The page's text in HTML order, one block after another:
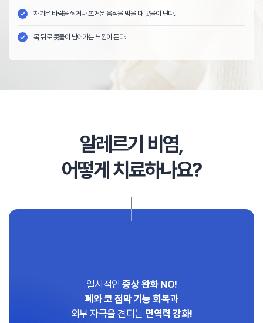
차가운 바람을 쐬거나 뜨거운 음식을 먹을 때 콧물이 난다.
목 뒤로 콧물이 넘어가는 느낌이 든다.
알레르기 비염,
어떻게 치료하나요?
일시적인 증상 완화 NO!
폐와 코 점막 기능 회복과
외부 자극을 견디는 면역력 강화!